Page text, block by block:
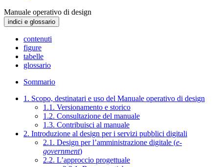
Manuale operativo di design
indici e glossario
contenuti
figure
tabelle
glossario
Sommario
1. Scopo, destinatari e uso del Manuale operativo di design
1.1. Versionamento e storico
1.2. Consultazione del manuale
1.3. Contribuisci al manuale
2. Introduzione al design per i servizi pubblici digitali
2.1. Design per l’amministrazione digitale (e-
government)
2.2. L’approccio progettuale